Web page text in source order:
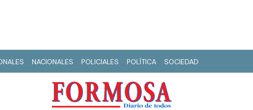
NACIONALES POLICIALES POLÍTICA SOCIEDAD